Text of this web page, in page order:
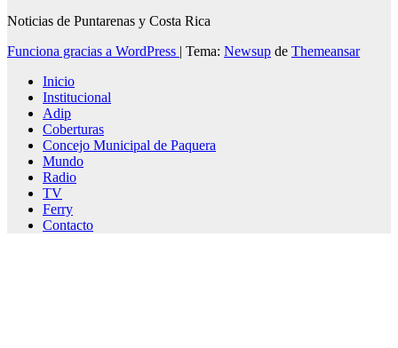
Noticias de Puntarenas y Costa Rica
Funciona gracias a WordPress | Tema: Newsup de Themeansar
Inicio
Institucional
Adip
Coberturas
Concejo Municipal de Paquera
Mundo
Radio
TV
Ferry
Contacto